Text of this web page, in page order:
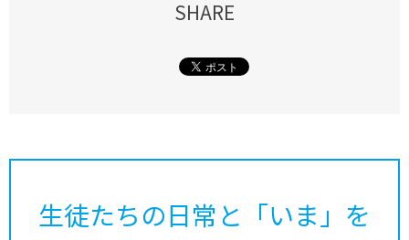
SHARE
生徒たちの日常と「いま」を